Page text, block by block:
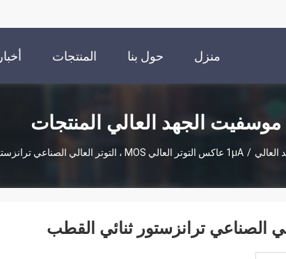
منزل حول بنا المنتجات
موسفيت الجهد العالي المنتجات
العالي / 1μA عاكس التوتر العالي MOS ، التوتر العالي الصناعي ترانزستور ثنائي القطب